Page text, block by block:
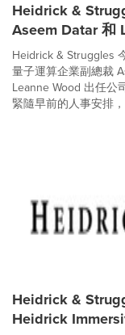
Heidrick &
Aseem Datar 和
Heidrick & Struggles
量子運算企業副總裁
Leanne Wood 出任
緊隨早前的人事安排
Heidrick &
Heidrick